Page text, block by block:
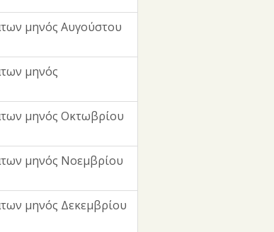
μηνός Αυγούστου
μηνός
μηνός Οκτωβρίου
μηνός Νοεμβρίου
μηνός Δεκεμβρίου